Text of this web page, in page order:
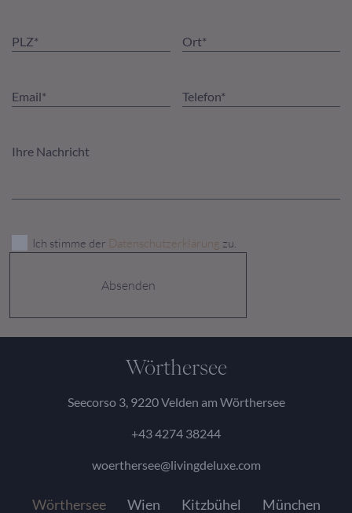
Ich stimme der Datenschutzerklärung zu.
Wörthersee
Seecorso 3, 9220 Velden am Wörthersee
+43 4274 38244
woerthersee@livingdeluxe.com
Wörthersee Wien Kitzbühel München